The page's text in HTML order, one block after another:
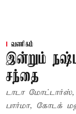
வணிகம்
இன்றும்
சந்தை
டாடா
பார்மா, கோடக்